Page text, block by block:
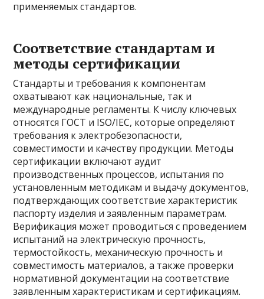
применяемых стандартов.
Соответствие стандартам и
методы сертификации
Стандарты и требования к компонентам
охватывают как национальные, так и
международные регламенты. К числу ключевых
относятся ГОСТ и ISO/IEC, которые определяют
требования к электробезопасности,
совместимости и качеству продукции. Методы
сертификации включают аудит
производственных процессов, испытания по
установленным методикам и выдачу документов,
подтверждающих соответствие характеристик
паспорту изделия и заявленным параметрам.
Верификация может проводиться с проведением
испытаний на электрическую прочность,
термостойкость, механическую прочность и
совместимость материалов, а также проверки
нормативной документации на соответствие
заявленным характеристикам и сертификациям.